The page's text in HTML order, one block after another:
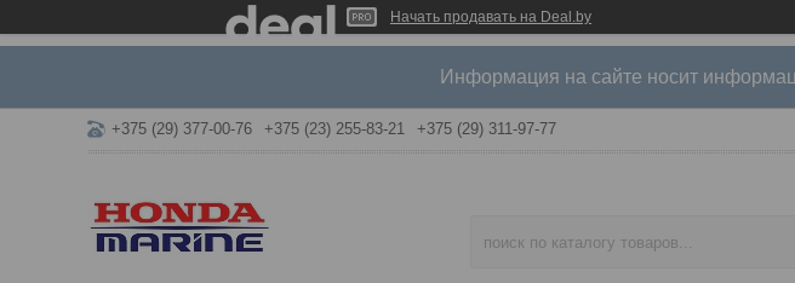
Начать продавать на Deal.by
Информация на сайте носит
+375 (29) 377-00-76 +375 (23) 255-83-21 +375 (29) 311-97-77